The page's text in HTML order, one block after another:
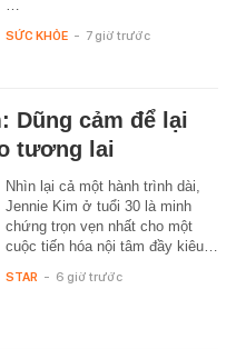
SỨC KHỎE - 7 giờ trước
Dũng cảm để lại
tương lai
Nhìn lại cả một hành trình dài,
Jennie Kim ở tuổi 30 là minh
chứng trọn vẹn nhất cho một
cuộc tiến hóa nội tâm đầy kiêu…
STAR - 6 giờ trước